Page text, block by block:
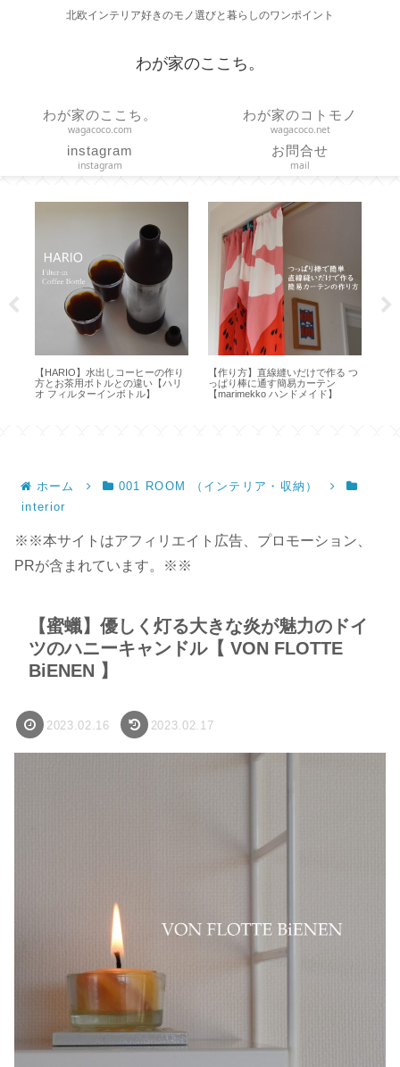
北欧インテリア好きのモノ選びと暮らしのワンポイント
わが家のここち。
わが家のここち。
wagacoco.com
わが家のコトモノ
wagacoco.net
instagram
instagram
お問合せ
mail
水出しコーヒーの作り
ボトルとの違い【ハリ
ーインボトル】
【作り方】直線縫いだけで作る つ
っぱり棒に通す簡易カーテン
【marimekko ハンドメイド】
【夏休み】サマーシ
楽天お買い物マラソ
ウトレット【2026年
ホーム
001 ROOM （インテリア・収納）
interior
※※本サイトはアフィリエイト広告、プロモーション、
PRが含まれています。※※
【蜜蠟】優しく灯る大きな炎が魅力のドイ
ツのハニーキャンドル【 VON FLOTTE
BiENEN 】
2023.02.16 2023.02.17